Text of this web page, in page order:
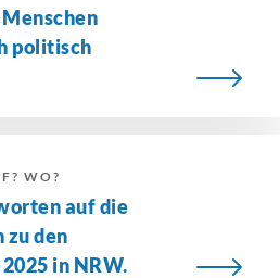
politisch
WO?
auf die
zu den
in NRW.